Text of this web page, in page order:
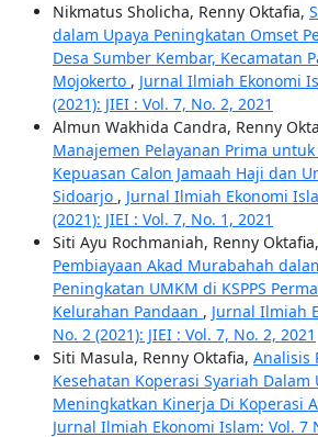
Nikmatus Sholicha, Renny Oktafia,
dalam Upaya Peningkatan Omset
Desa Sumber Kembar, Kecamatan
Mojokerto , Jurnal Ilmiah Ekonomi
(2021): JIEI : Vol. 7, No. 2, 2021
Almun Wakhida Candra, Renny
Manajemen Pelayanan Prima
Kepuasan Calon Jamaah Haji dan
Sidoarjo , Jurnal Ilmiah Ekonomi
(2021): JIEI : Vol. 7, No. 1, 2021
Siti Ayu Rochmaniah, Renny Oktafia,
Pembiayaan Akad Murabahah
Peningkatan UMKM di KSPPS
Kelurahan Pandaan , Jurnal Ilmiah
No. 2 (2021): JIEI : Vol. 7, No. 2, 2021
Siti Masula, Renny Oktafia, Analisis
Kesehatan Koperasi Syariah Dalam
Meningkatkan Kinerja Di Koperasi
Jurnal Ilmiah Ekonomi Islam: Vol. 7